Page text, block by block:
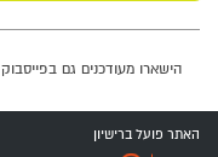
הישארו מעודכנים גם בפייסבוק
האתר פועל ברישיון